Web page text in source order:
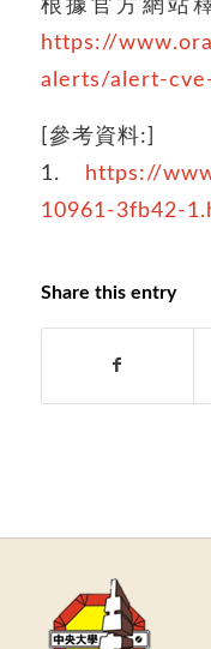
根據官方網站
https://
alerts/alert-
[參考資料:]
1.
https://
10961-3fb42-
Share this entry